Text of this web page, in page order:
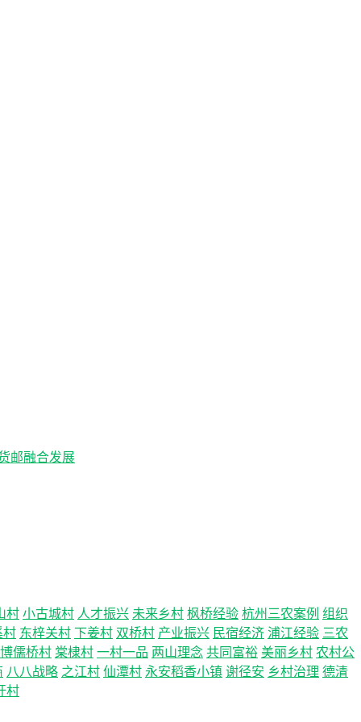
邮融合发展
村 小古城村 人才振兴 未来乡村 枫桥经验 杭州三农案例 组织
村 东梓关村 下姜村 双桥村 产业振兴 民宿经济 浦江经验 三农
博儒桥村 棠棣村 一村一品 两山理念 共同富裕 美丽乡村 农村公
八八战略 之江村 仙潭村 永安稻香小镇 谢径安 乡村治理 德清
村